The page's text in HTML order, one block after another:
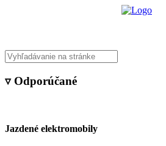
▿ Odporúčané
Jazdené elektromobily